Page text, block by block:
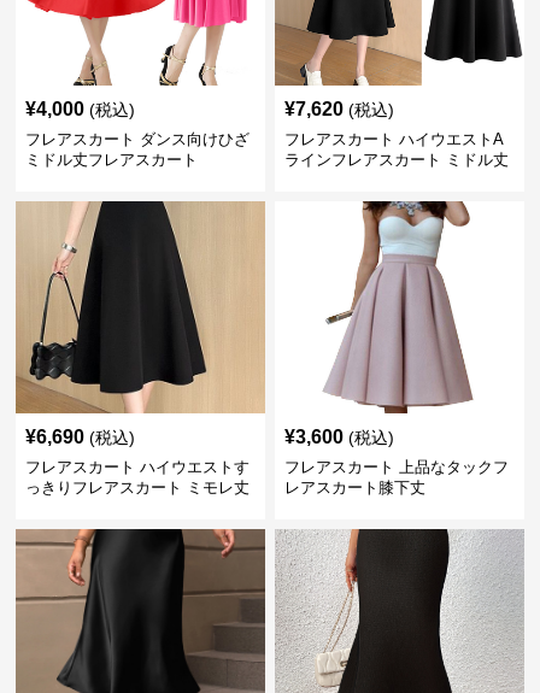
¥4,000 (税込)
フレアスカート ダンス向けひざ
ミドル丈フレアスカート
¥7,620 (税込)
フレアスカート ハイウエストA
ラインフレアスカート ミドル丈
¥6,690 (税込)
フレアスカート ハイウエストす
っきりフレアスカート ミモレ丈
¥3,600 (税込)
フレアスカート 上品なタックフ
レアスカート膝下丈